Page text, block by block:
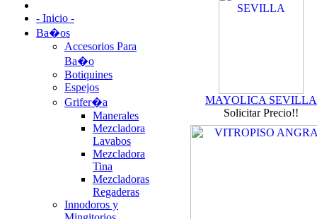
- Inicio -
Ba�os
Accesorios Para
Ba�o
Botiquines
Espejos
Grifer�a
Manerales
Mezcladora
Lavabos
Mezcladora
Tina
Mezcladoras
Regaderas
Innodoros y
MAYOLICA SEVILLA
Solicitar Precio!!